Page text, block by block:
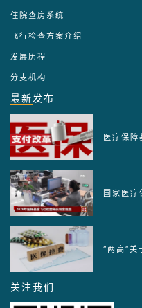
住院查房系统
飞行检查方案介绍
发展历程
分支机构
最新发布
医疗保障
“两高”关
关注我们